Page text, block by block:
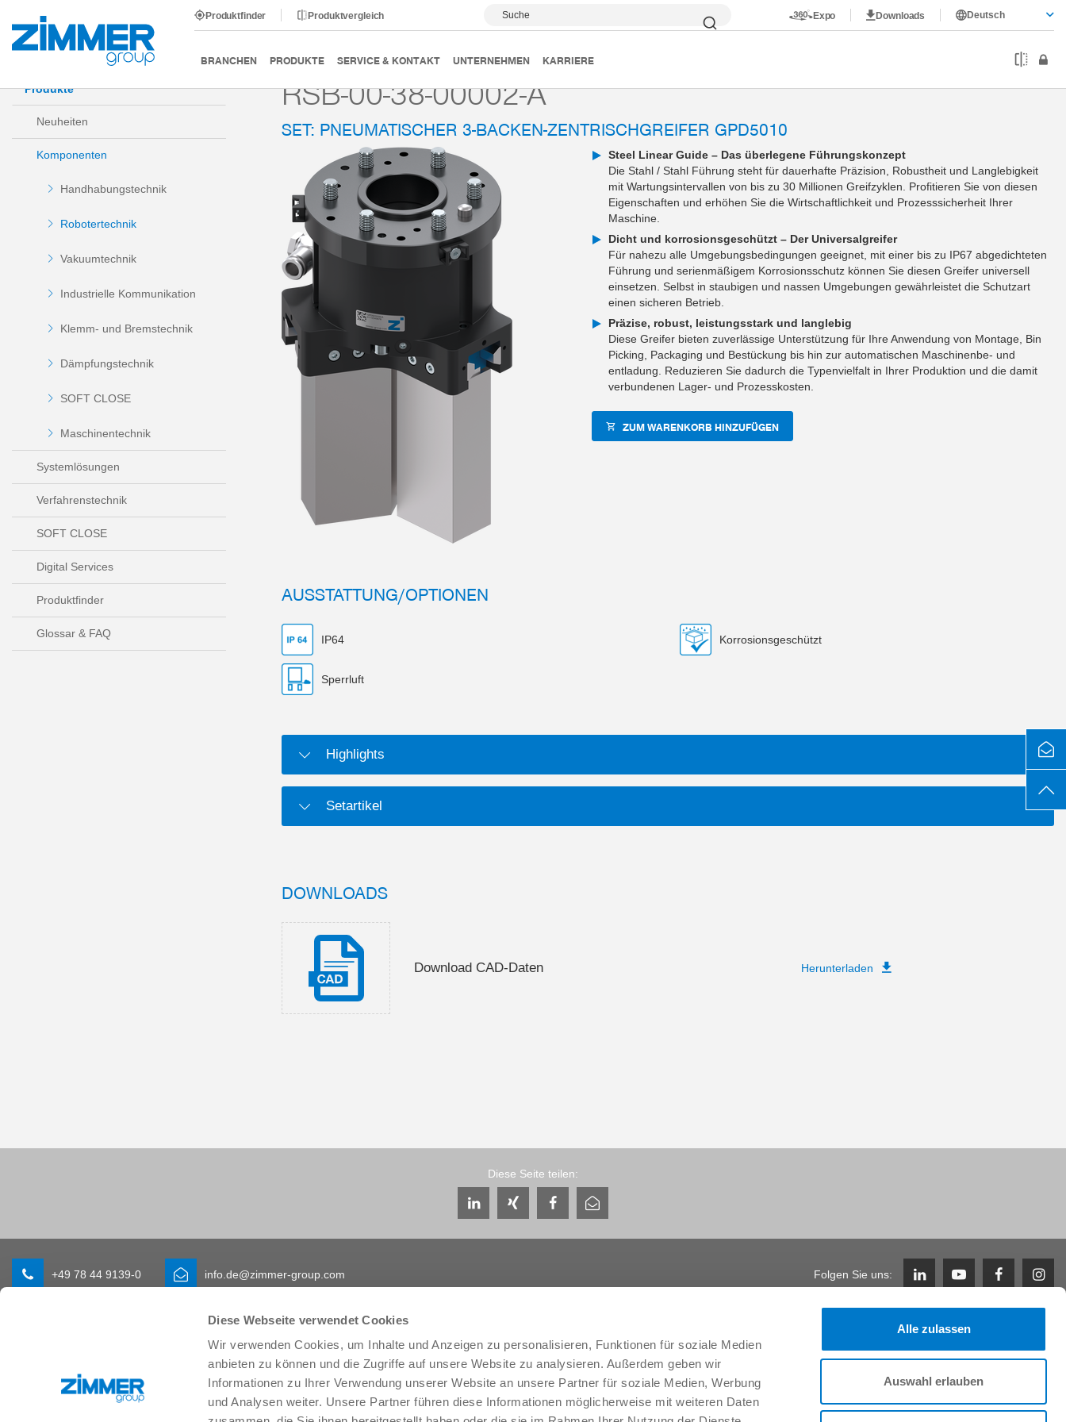
Diese Webseite verwendet Cookies
Wir verwenden Cookies, um Inhalte und Anzeigen zu personalisieren, Funktionen für soziale Medien
anbieten zu können und die Zugriffe auf unsere Website zu analysieren. Außerdem geben wir
Informationen zu Ihrer Verwendung unserer Website an unsere Partner für soziale Medien, Werbung
und Analysen weiter. Unsere Partner führen diese Informationen möglicherweise mit weiteren Daten
Alle zulassen
Auswahl erlauben
Produktfinder Produktvergleich Suche Expo Downloads Deutsch
BRANCHEN PRODUKTE SERVICE & KONTAKT UNTERNEHMEN KARRIERE
Start Produkte Komponenten Robotertechnik Roboter-Sets Roboterunabhängig RSB-00-38-00002-A
Produkte
Neuheiten
Komponenten
Handhabungstechnik
Robotertechnik
Vakuumtechnik
Industrielle Kommunikation
Klemm- und Bremstechnik
Dämpfungstechnik
SOFT CLOSE
Maschinentechnik
Systemlösungen
Verfahrenstechnik
SOFT CLOSE
Digital Services
Produktfinder
Glossar & FAQ
RSB-00-38-00002-A
SET: PNEUMATISCHER 3-BACKEN-ZENTRISCHGREIFER GPD5010
Steel Linear Guide – Das überlegene Führungskonzept
Die Stahl / Stahl Führung steht für dauerhafte Präzision, Robustheit und Langlebigkeit
mit Wartungsintervallen von bis zu 30 Millionen Greifzyklen. Profitieren Sie von diesen
Eigenschaften und erhöhen Sie die Wirtschaftlichkeit und Prozesssicherheit Ihrer
Maschine.
Dicht und korrosionsgeschützt – Der Universalgreifer
Für nahezu alle Umgebungsbedingungen geeignet, mit einer bis zu IP67 abgedichteten
Führung und serienmäßigem Korrosionsschutz können Sie diesen Greifer universell
einsetzen. Selbst in staubigen und nassen Umgebungen gewährleistet die Schutzart
einen sicheren Betrieb.
Präzise, robust, leistungsstark und langlebig
Diese Greifer bieten zuverlässige Unterstützung für Ihre Anwendung von Montage, Bin
Picking, Packaging und Bestückung bis hin zur automatischen Maschinenbe- und
entladung. Reduzieren Sie dadurch die Typenvielfalt in Ihrer Produktion und die damit
verbundenen Lager- und Prozesskosten.
ZUM WARENKORB HINZUFÜGEN
AUSSTATTUNG/OPTIONEN
IP64 Korrosionsgeschützt
Sperrluft
Highlights
Setartikel
DOWNLOADS
Download CAD-Daten Herunterladen
Diese Seite teilen:
+49 78 44 9139-0 info.de@zimmer-group.com Folgen Sie uns:
Maschinen- und Anlagenbau
Konsumgüter
Neuheiten
Verfahrenstechnik
Ansprechpartner weltweit
Kontaktformular
Pre-Sales
THE KNOW-HOW FACTORY
Messen & Events
Arbeiten im Team & Benefits
Stellenangebote
Studenten